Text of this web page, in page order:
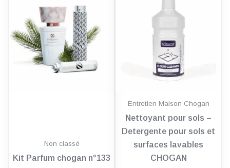
Non classé
Kit Parfum chogan n°133
Entretien Maison Chogan
Nettoyant pour sols –
Detergente pour sols et
surfaces lavables
CHOGAN